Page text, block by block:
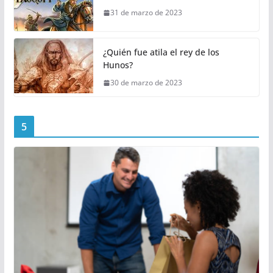
31 de marzo de 2023
¿Quién fue atila el rey de los
Hunos?
30 de marzo de 2023
5